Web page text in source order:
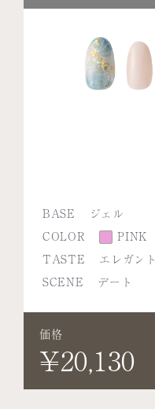
BASE
ジェル
COLOR
PINK
TASTE
エレガント
SCENE
デート
価格
¥20,130